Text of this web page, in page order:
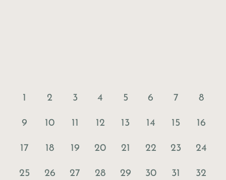
1 2 3 4 5 6 7 8
9 10 11 12 13 14 15 16
17 18 19 20 21 22 23 24
25 26 27 28 29 30 31 32